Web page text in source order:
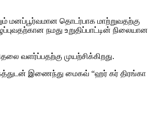
மனப்பூர்வமான தொடர்பாக மாற்றுவதற்கு
நமது உறுதிப்பாட்டின் நிலையான
வளர்ப்பதற்கு முயற்சிக்கிறது.
இணைந்து மைகவ் “ஹர் கர் திரங்கா